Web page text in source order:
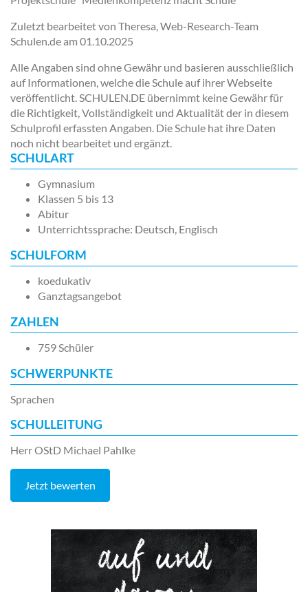
Zuletzt bearbeitet von Theresa, Web-Research-Team
Schulen.de am 01.10.2025
Alle Angaben sind ohne Gewähr und basieren ausschließlich
auf Informationen, welche die Schule auf ihrer Webseite
veröffentlicht. SCHULEN.DE übernimmt keine Gewähr für
die Richtigkeit, Vollständigkeit und Aktualität der in diesem
Schulprofil erfassten Angaben. Die Schule hat ihre Daten
noch nicht bearbeitet und ergänzt.
SCHULART
Gymnasium
Klassen 5 bis 13
Abitur
Unterrichtssprache: Deutsch, Englisch
SCHULFORM
koedukativ
Ganztagsangebot
ZAHLEN
759 Schüler
SCHWERPUNKTE
Sprachen
SCHULLEITUNG
Herr OStD Michael Pahlke
Jetzt bewerten